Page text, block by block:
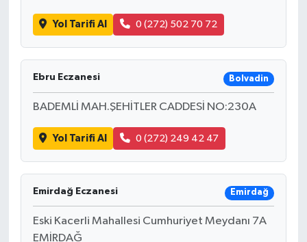
Yol Tarifi Al 0 (272) 502 70 72
Ebru Eczanesi Bolvadin
BADEMLİ MAH.ŞEHİTLER CADDESİ NO:230A
Yol Tarifi Al 0 (272) 249 42 47
Emirdağ Eczanesi Emirdağ
Eski Kacerli Mahallesi Cumhuriyet Meydanı 7A
EMİRDAĞ
Türkiye
Yerel
İletişim